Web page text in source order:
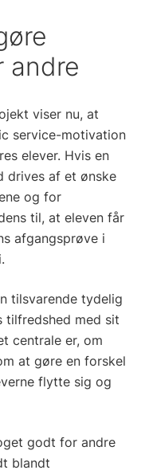
andre
viser nu, at
service-motivation
elever. Hvis en
drives af et ønske
og for
til, at eleven får
afgangsprøve i
tilsvarende tydelig
tilfredshed med sit
centrale er, om
at gøre en forskel
flytte sig og
godt for andre
blandt